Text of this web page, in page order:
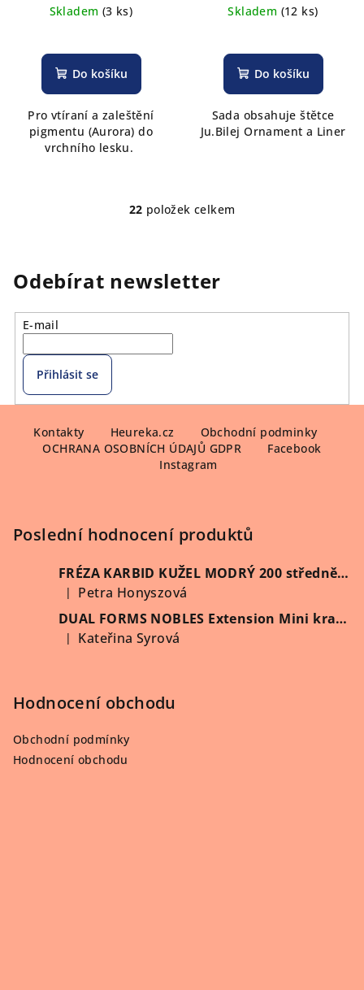
Skladem (3 ks)
Do košíku
Pro vtíraní a zaleštění
pigmentu (Aurora) do
vrchního lesku.
Skladem (12 ks)
Do košíku
Sada obsahuje štětce
Ju.Bilej Ornament a Liner
O
á
d
a
v
y
v
s
22 položek celkem
Odebírat newsletter
E-mail
Přihlásit se
Kontakty Heureka.cz
Obchodní podminky
OCHRANA OSOBNÍCH ÚDAJŮ GDPR
Facebook
Instagram
Poslední hodnocení produktů
FRÉZA KARBID KUŽEL MODRÝ 200 středně hrubý (Vybrat průměr)
Hodnocení produktu je 5 z 5 hvězdiček.
|
Petra Honyszová
DUAL FORMS NOBLES Extension Mini kratší 60 ks/krabička
Hodnocení produktu je 5 z 5 hvězdiček.
| Kateřina Syrová
Hodnocení obchodu
Obchodní podmínky
Hodnocení obchodu